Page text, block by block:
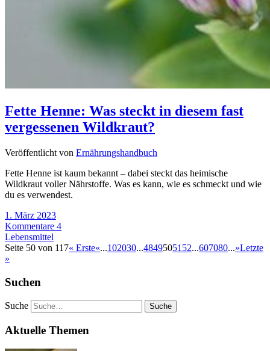
Fette Henne: Was steckt in diesem fast
vergessenen Wildkraut?
Veröffentlicht von Ernährungshandbuch
Fette Henne ist kaum bekannt – dabei steckt das heimische
Wildkraut voller Nährstoffe. Was es kann, wie es schmeckt und wie
du es verwendest.
1. März 2023
Kommentare 4
Lebensmittel
Seite 50 von 117« Erste«...102030...48495051 52...607080...»Letzte
»
Suchen
Suche
Aktuelle Themen